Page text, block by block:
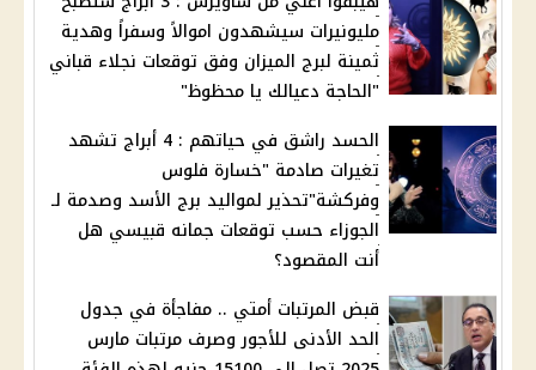
مليونيرات سيشهدون اموالاً وسفراً وهدية
ثمينة لبرج الميزان وفق توقعات نجلاء قباني
"الحاجة دعيالك يا محظوظ"
الحسد راشق في حياتهم : 4 أبراج تشهد
تغيرات صادمة "خسارة فلوس
وفركشة"تحذير لمواليد برج الأسد وصدمة لـ
الجوزاء حسب توقعات جمانه قبيسي هل
أنت المقصود؟
قبض المرتبات أمتي .. مفاجأة في جدول
الحد الأدنى للأجور وصرف مرتبات مارس